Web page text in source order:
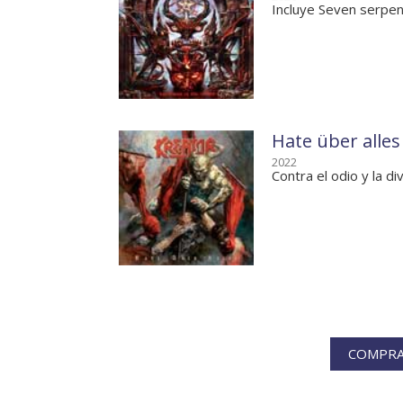
Incluye Seven
Hate über alles
2022
Contra el odio y la